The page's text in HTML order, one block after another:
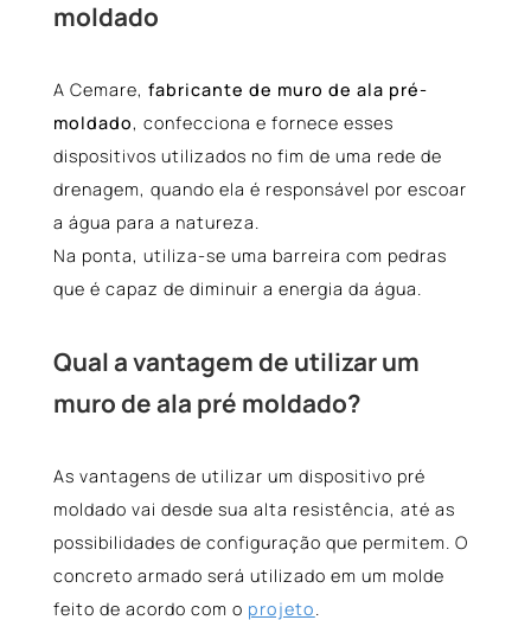
moldado
A Cemare, fabricante de muro de ala pré-
moldado, confecciona e fornece esses
dispositivos utilizados no fim de uma rede de
drenagem, quando ela é responsável por escoar
a água para a natureza.
Na ponta, utiliza-se uma barreira com pedras
que é capaz de diminuir a energia da água.
Qual a vantagem de utilizar um
muro de ala pré moldado?
As vantagens de utilizar um dispositivo pré
moldado vai desde sua alta resistência, até as
possibilidades de configuração que permitem. O
concreto armado será utilizado em um molde
feito de acordo com o projeto.